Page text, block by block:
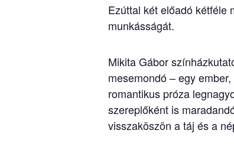
Ezúttal két előadó kétféle
munkásságát.
Mikita Gábor
mesemondó – egy
romantikus próza
szereplőként is
visszaköszön a táj és a